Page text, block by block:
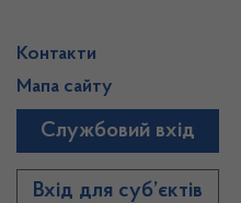
Контакти
Мапа сайту
Службовий вхід
Вхід для суб’єктів